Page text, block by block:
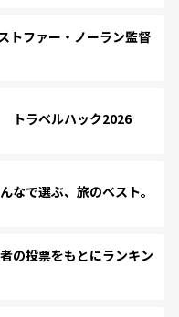
トファー・ノーラン監督
トラベルハック2026
で選ぶ、旅のベスト。
の投票をもとにランキン